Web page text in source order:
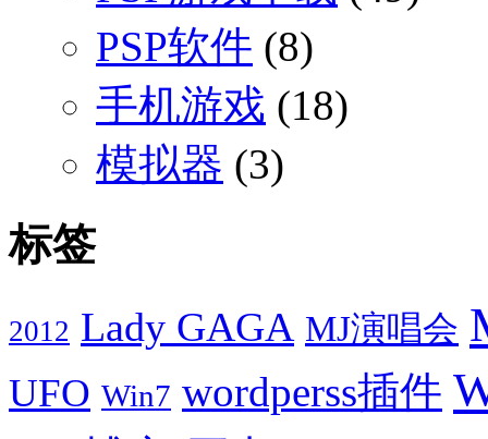
PSP软件 (8)
手机游戏 (18)
模拟器 (3)
标签
2012 Lady GAGA MJ演唱会
UFO Win7 wordperss插件